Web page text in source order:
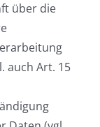
über die
auch Art. 15